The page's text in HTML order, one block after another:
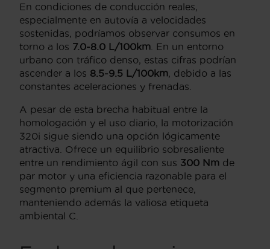
En condiciones de conducción reales,
especialmente en autovía a velocidades
sostenidas, podríamos observar consumos en
torno a los 7.0-8.0 L/100km . En un entorno
urbano con tráfico denso, estas cifras podrían
ascender a los 8.5-9.5 L/100km, debido a las
constantes aceleraciones y frenadas.
A pesar de esta brecha habitual entre la
homologación y el uso diario, la motorización
320i sigue siendo una opción lógicamente
atractiva. Ofrece un equilibrio sobresaliente
entre un rendimiento ágil con sus 300 Nm de
par motor y una eficiencia razonable para el
segmento premium al que pertenece,
manteniendo además la valiosa etiqueta
ambiental C.